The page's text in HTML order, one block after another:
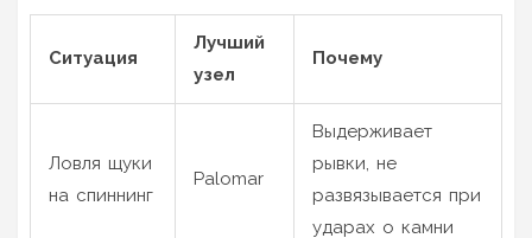
Ситуация
Лучший
узел
Почему
Ловля щуки
на спиннинг
Palomar
Выдерживает
рывки, не
развязывается при
ударах о камни